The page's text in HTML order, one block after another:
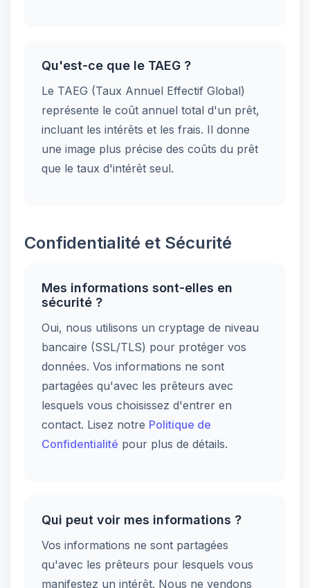
Qu'est-ce que le TAEG ?
Le TAEG (Taux Annuel Effectif Global)
représente le coût annuel total d'un prêt,
incluant les intérêts et les frais. Il donne
une image plus précise des coûts du prêt
que le taux d'intérêt seul.
Confidentialité et Sécurité
Mes informations sont-elles en
sécurité ?
Oui, nous utilisons un cryptage de niveau
bancaire (SSL/TLS) pour protéger vos
données. Vos informations ne sont
partagées qu'avec les prêteurs avec
lesquels vous choisissez d'entrer en
contact. Lisez notre Politique de
Confidentialité pour plus de détails.
Qui peut voir mes informations ?
Vos informations ne sont partagées
qu'avec les prêteurs pour lesquels vous
manifestez un intérêt. Nous ne vendons